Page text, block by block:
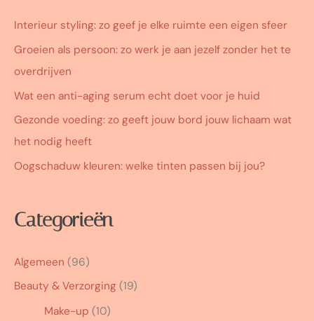
Interieur styling: zo geef je elke ruimte een eigen sfeer
Groeien als persoon: zo werk je aan jezelf zonder het te
overdrijven
Wat een anti-aging serum echt doet voor je huid
Gezonde voeding: zo geeft jouw bord jouw lichaam wat
het nodig heeft
Oogschaduw kleuren: welke tinten passen bij jou?
Categorieën
Algemeen (96)
Beauty & Verzorging (19)
Make-up (10)